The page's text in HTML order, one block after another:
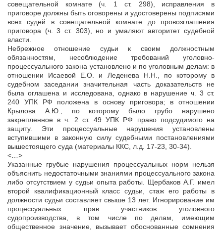
совещательной комнате (ч. 1 ст. 298), исправления в
приговоре должны быть оговорены и удостоверены подписями
всех судей в совещательной комнате до провозглашения
приговора (ч. 3 ст. 303), но и умаляют авторитет судебной
власти.
Небрежное отношение судьи к своим должностным
обязанностям, несоблюдение требований уголовно-
процессуального закона установлено и по уголовным делам: в
отношении Исаевой Е.О. и Леденева Н.Н., по которому в
судебном заседании значительная часть доказательств не
была оглашена и исследована, однако в нарушение ч. 3 ст.
240 УПК РФ положена в основу приговора; в отношении
Крылова А.Ю., по которому было грубо нарушено
закрепленное в ч. 2 ст. 49 УПК РФ право подсудимого на
защиту. Эти процессуальные нарушения установлены
вступившими в законную силу судебными постановлениями
вышестоящего суда (материалы ККС, л.д. 17-23, 30-34).
<…>
Указанные грубые нарушения процессуальных норм нельзя
объяснить недостаточными знаниями процессуального закона
либо отсутствием у судьи опыта работы. Щербаков А.Г. имел
второй квалификационный класс судьи, стаж его работы в
должности судьи составляет свыше 13 лет. Игнорирование им
процессуальных прав участников уголовного
судопроизводства, в том числе по делам, имеющим
общественное значение, вызывает обоснованные сомнения